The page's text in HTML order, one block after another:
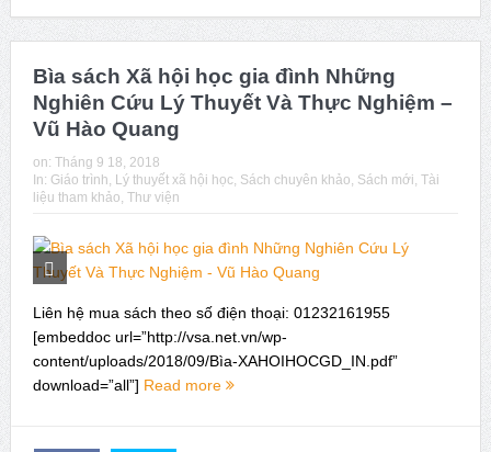
Bìa sách Xã hội học gia đình Những
Nghiên Cứu Lý Thuyết Và Thực Nghiệm –
Vũ Hào Quang
on: Tháng 9 18, 2018
In: Giáo trình, Lý thuyết xã hội học, Sách chuyên khảo, Sách mới, Tài
liệu tham khảo, Thư viện
Liên hệ mua sách theo số điện thoại: 01232161955
[embeddoc url=”http://vsa.net.vn/wp-
content/uploads/2018/09/Bìa-XAHOIHOCGD_IN.pdf”
download=”all”] Read more